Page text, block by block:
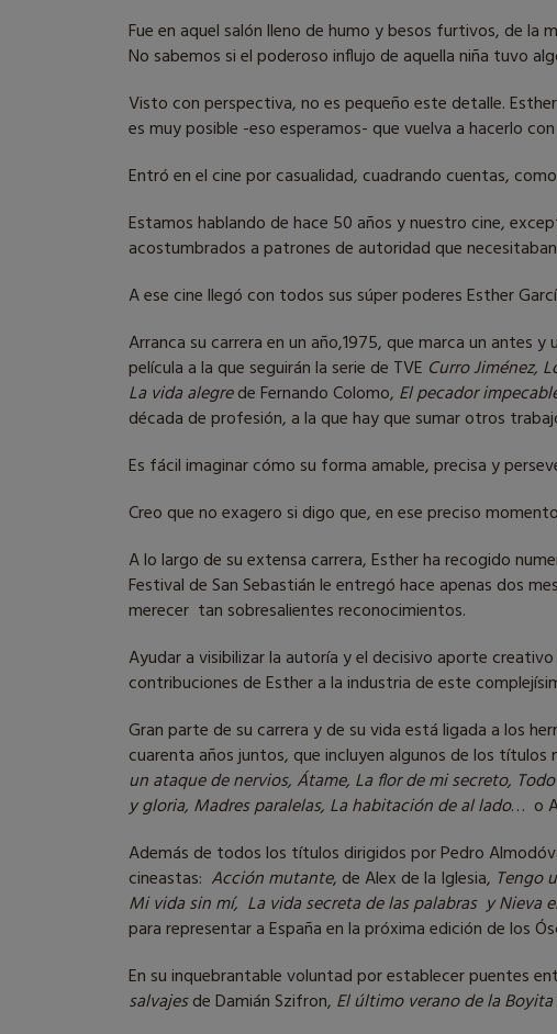
Fue en aquel salón lleno de humo y besos furtivos, de la
No sabemos si el poderoso influjo de aquella niña tuvo
Visto con perspectiva, no es pequeño este detalle.
es muy posible -eso esperamos- que vuelva a hacerlo con
Entró en el cine por casualidad, cuadrando cuentas,
Estamos hablando de hace 50 años y nuestro cine,
acostumbrados a patrones de autoridad que
A ese cine llegó con todos sus súper poderes Esther
Arranca su carrera en un año,1975, que marca un antes
película a la que seguirán la serie de TVE Curro Jiménez,
La vida alegrede Fernando Colomo, El pecador
década de profesión, a la que hay que sumar otros
Es fácil imaginar cómo su forma amable, precisa y
Creo que no exagero si digo que, en ese preciso
A lo largo de su extensa carrera, Esther ha recogido
Festival de San Sebastián le entregó hace apenas dos
merecer tan sobresalientes reconocimientos.
Ayudar a visibilizar la autoría y el decisivo aporte
contribuciones de Esther a la industria de este
Gran parte de su carrera y de su vida está ligada a los
cuarenta años juntos, que incluyen algunos de los
un ataque de nervios, Átame, La flor de mi secreto,
y gloria, Madres paralelas, La habitación de al lado… o
Además de todos los títulos dirigidos por Pedro
cineastas: Acción mutante, de Alex de la Iglesia, Tengo
Mi vida sin mí, La vida secreta de las palabras y Nieva
para representar a España en la próxima edición de los
En su inquebrantable voluntad por establecer puentes
salvajesde Damián Szifron, El último verano de la Boyita